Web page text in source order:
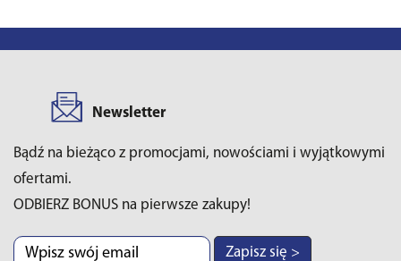
Newsletter
Bądź na bieżąco z promocjami, nowościami i wyjątkowymi
ofertami.
ODBIERZ BONUS na pierwsze zakupy!
Zapisz się >